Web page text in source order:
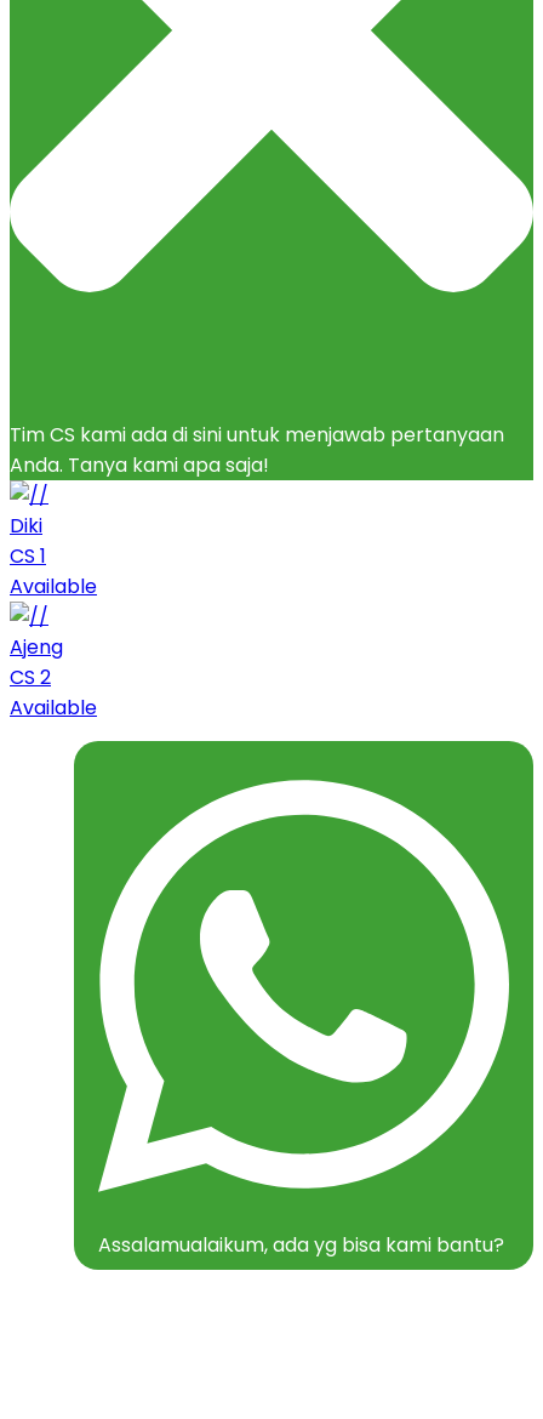
Tim CS kami ada di sini untuk menjawab pertanyaan
Anda. Tanya kami apa saja!
Diki
CS 1
Available
Ajeng
CS 2
Available
Assalamualaikum, ada yg bisa kami bantu?